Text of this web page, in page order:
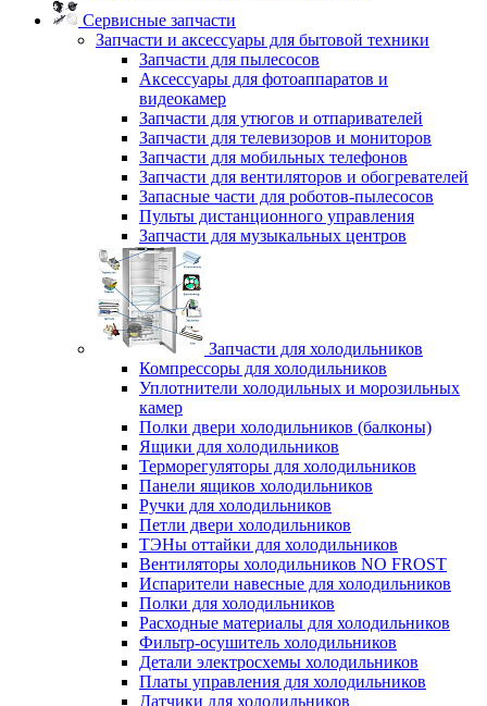
Сервисные запчасти
Запчасти и аксессуары для бытовой техники
Запчасти для пылесосов
Аксессуары для фотоаппаратов и
видеокамер
Запчасти для утюгов и отпаривателей
Запчасти для телевизоров и мониторов
Запчасти для мобильных телефонов
Запчасти для вентиляторов и обогревателей
Запасные части для роботов-пылесосов
Пульты дистанционного управления
Запчасти для музыкальных центров
Запчасти для холодильников
Компрессоры для холодильников
Уплотнители холодильных и морозильных
камер
Полки двери холодильников (балконы)
Ящики для холодильников
Терморегуляторы для холодильников
Панели ящиков холодильников
Ручки для холодильников
Петли двери холодильников
ТЭНы оттайки для холодильников
Вентиляторы холодильников NO FROST
Испарители навесные для холодильников
Полки для холодильников
Расходные материалы для холодильников
Фильтр-осушитель холодильников
Детали электросхемы холодильников
Платы управления для холодильников
Датчики для холодильников